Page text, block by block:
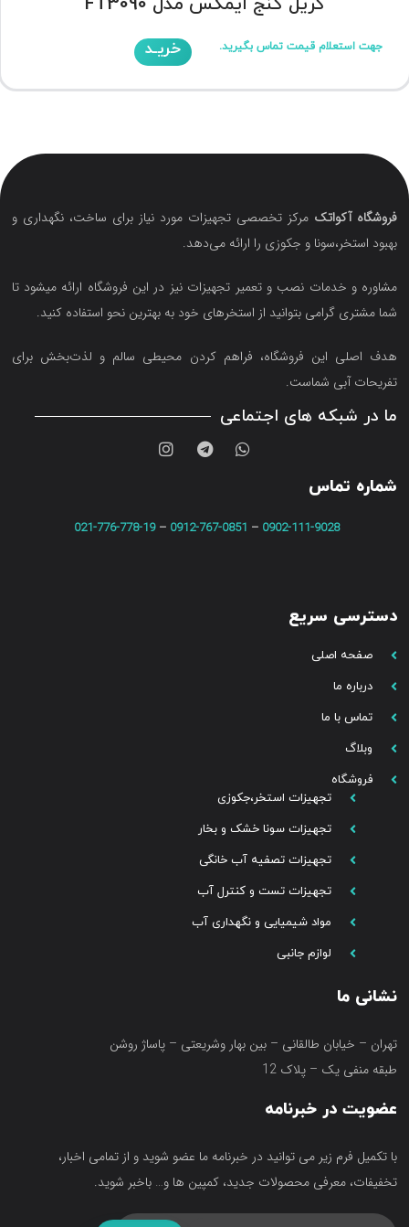
جهت استعلام قیمت تماس بگیرید. خریـد
فروشگاه آکواتک مرکز تخصصی تجهیزات مورد نیاز برای ساخت، نگهداری و
بهبود استخر،سونا و جکوزی را ارائه می‌دهد.
مشاوره و خدمات نصب و تعمیر تجهیزات نیز در این فروشگاه ارائه میشود تا
شما مشتری گرامی بتوانید از استخرهای خود به بهترین نحو استفاده کنید.
هدف اصلی این فروشگاه‌، فراهم کردن محیطی سالم و لذت‌بخش برای
تفریحات آبی شماست.
ما در شبکه های اجتماعی
شماره تماس
0902-111-9028
–
0912-767-0851
–
021-776-778-19
دسترسی سریع
صفحه اصلی
درباره ما
تماس با ما
وبلاگ
فروشگاه
تجهیزات استخر،جکوزی
تجهیزات سونا خشک و بخار
تجهیزات تصفیه آب خانگی
تجهیزات تست و کنترل آب
مواد شیمیایی و نگهداری آب
لوازم جانبی
نشانی ما
تهران – خیابان طالقانی – بین بهار وشریعتی – پاساژ روشن
طبقه منفی یک – پلاک 12
عضویت در خبرنامه
با تکمیل فرم زیر می توانید در خبرنامه ما عضو شوید و از تمامی اخبار،
تخفیفات، معرفی محصولات جدید، کمپین ها و… باخبر شوید.